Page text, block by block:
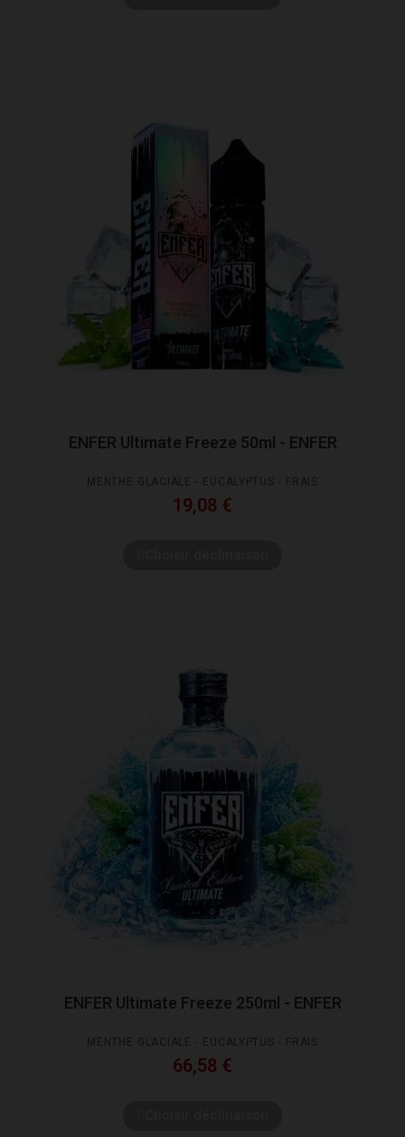
ENFER Ultimate Freeze 50ml - ENFER
MENTHE GLACIALE - EUCALYPTUS - FRAIS
19,08 €
ENFER Ultimate Freeze 250ml - ENFER
MENTHE GLACIALE - EUCALYPTUS - FRAIS
66,58 €